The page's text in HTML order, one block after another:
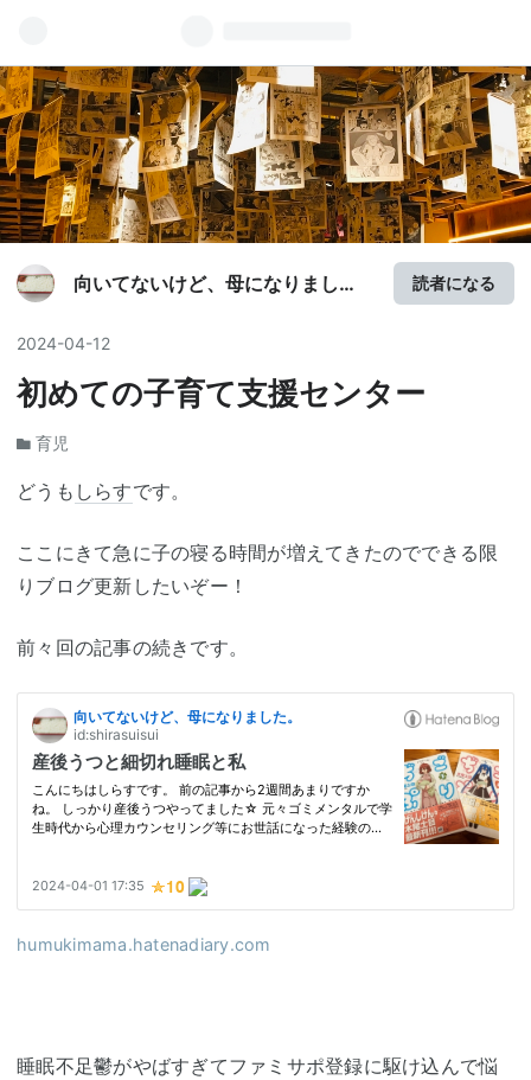
向いてないけど、母になりまし
読者になる
2024-04-12
初めての子育て支援センター
育児
どうも しらすです。
ここにきて急に子の寝る時間が増えてきたのでできる限
りブログ更新したいぞー！
前々回の記事の続きです。
humukimama.hatenadiary.com
睡眠不足鬱がやばすぎてファミサポ登録に駆け込んで悩